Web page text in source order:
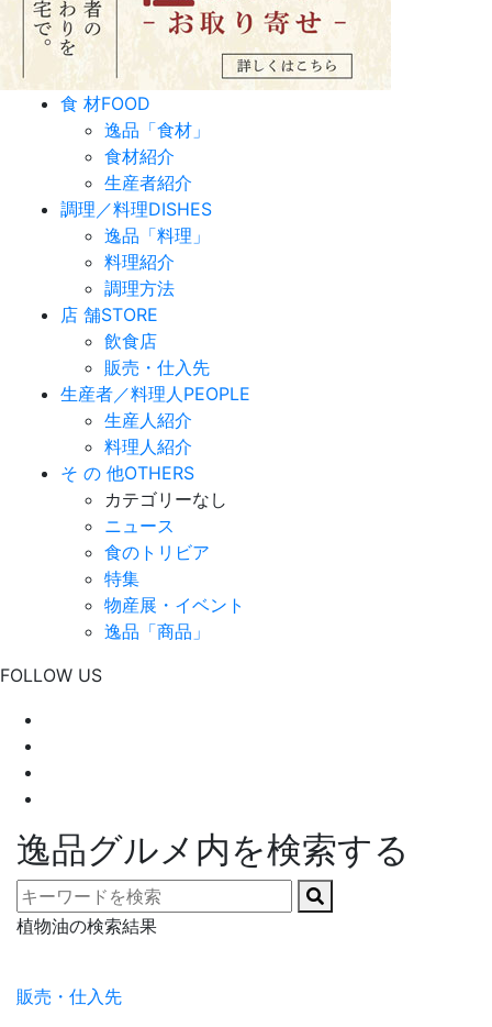
食 材FOOD
逸品「食材」
食材紹介
生産者紹介
調理／料理DISHES
逸品「料理」
料理紹介
調理方法
店 舗STORE
飲食店
販売・仕入先
生産者／料理人 PEOPLE
生産人紹介
料理人紹介
そ の 他OTHERS
カテゴリーなし
ニュース
食のトリビア
特集
物産展・イベント
逸品「商品」
FOLLOW US
逸品グルメ内を検索する
植物油の検索結果
販売・仕入先